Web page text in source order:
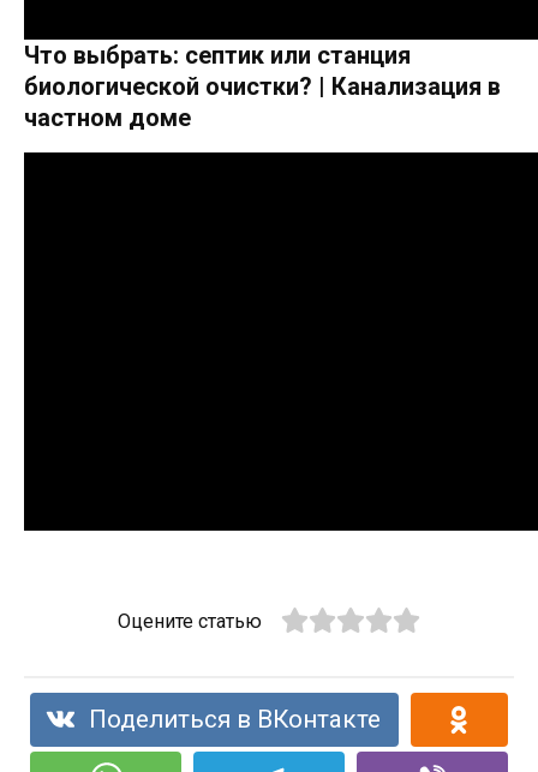
Что выбрать: септик или станция
биологической очистки? | Канализация в
частном доме
Оцените статью
Поделиться в ВКонтакте